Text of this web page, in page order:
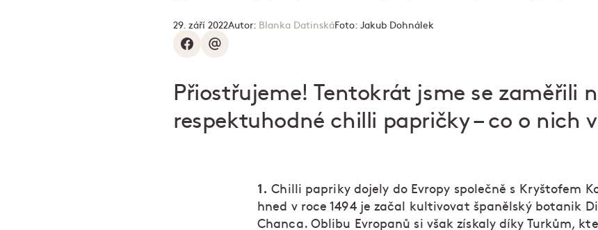
29. září 2022Autor: Blanka DatinskáFoto: Jakub Dohnálek
Přiostřujeme! Tentokrát jsme se zaměřili
respektuhodné chilli papričky – co o nich
1. Chilli papriky dojely do Evropy společně s Kryštofem
hned v roce 1494 je začal kultivovat španělský botanik
Chanca. Oblibu Evropanů si však získaly díky Turkům,